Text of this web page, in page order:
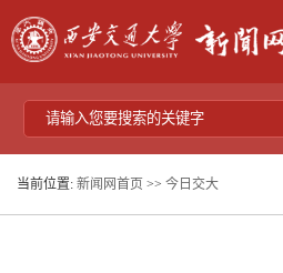
当前位置: 新闻网首页 >> 今日交大